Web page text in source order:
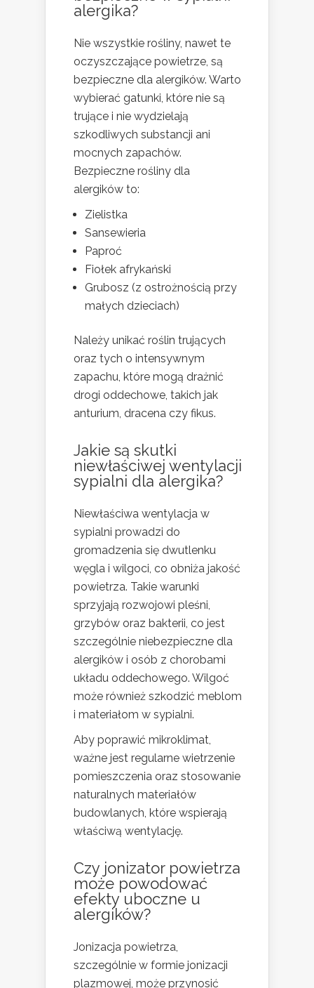
alergika?
Nie wszystkie rośliny, nawet te
oczyszczające powietrze, są
bezpieczne dla alergików. Warto
wybierać gatunki, które nie są
trujące i nie wydzielają
szkodliwych substancji ani
mocnych zapachów.
Bezpieczne rośliny dla
alergików to:
Zielistka
Sansewieria
Paproć
Fiołek afrykański
Grubosz (z ostrożnością przy
małych dzieciach)
Należy unikać roślin trujących
oraz tych o intensywnym
zapachu, które mogą drażnić
drogi oddechowe, takich jak
anturium, dracena czy fikus.
Jakie są skutki
niewłaściwej wentylacji
sypialni dla alergika?
Niewłaściwa wentylacja w
sypialni prowadzi do
gromadzenia się dwutlenku
węgla i wilgoci, co obniża jakość
powietrza. Takie warunki
sprzyjają rozwojowi pleśni,
grzybów oraz bakterii, co jest
szczególnie niebezpieczne dla
alergików i osób z chorobami
układu oddechowego. Wilgoć
może również szkodzić meblom
i materiałom w sypialni.
Aby poprawić mikroklimat,
ważne jest regularne wietrzenie
pomieszczenia oraz stosowanie
naturalnych materiałów
budowlanych, które wspierają
właściwą wentylację.
Czy jonizator powietrza
może powodować
efekty uboczne u
alergików?
Jonizacja powietrza,
szczególnie w formie jonizacji
plazmowej, może przynosić